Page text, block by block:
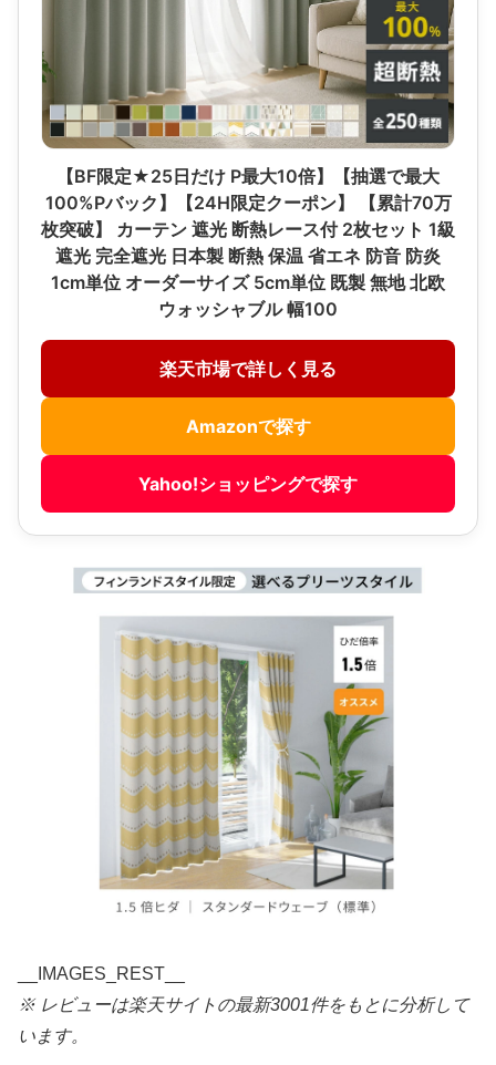
【BF限定★25日だけ P最大10倍】【抽選で最大
100%Pバック】【24H限定クーポン】 【累計70万
枚突破】 カーテン 遮光 断熱レース付 2枚セット 1級
遮光 完全遮光 日本製 断熱 保温 省エネ 防音 防炎
1cm単位 オーダーサイズ 5cm単位 既製 無地 北欧
ウォッシャブル 幅100
楽天市場で詳しく見る
Amazonで探す
Yahoo!ショッピングで探す
__IMAGES_REST__
※ レビューは楽天サイトの最新3001件をもとに分析して
います。